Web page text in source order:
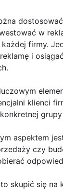
w
firmy.
i
klienci
aspektem
czy
skupić się na